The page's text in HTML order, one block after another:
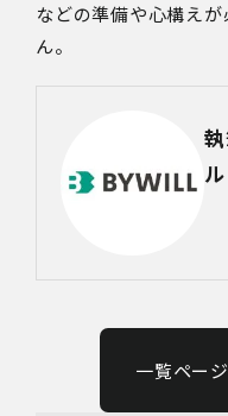
などの準備や心構え
ん。
ル
一覧ペー